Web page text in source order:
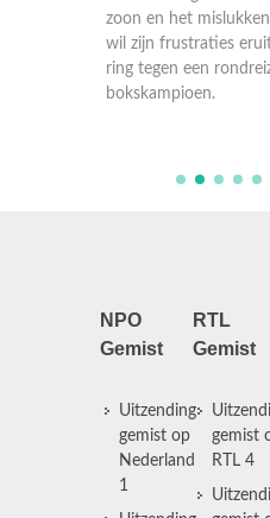
zoon en het
wil zijn frustraties
ring tegen een
bokskampioen.
NPO
Gemist
Uitzending
gemist op
Nederland
1
RTL
Gemist
gemist
RTL 4